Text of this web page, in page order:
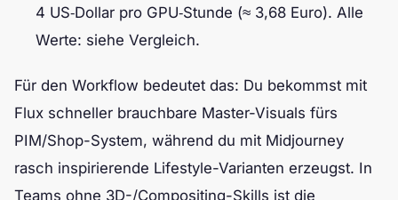
4 US‑Dollar pro GPU‑Stunde (≈ 3,68 Euro). Alle
Werte: siehe Vergleich.
Für den Workflow bedeutet das: Du bekommst mit
Flux schneller brauchbare Master-Visuals fürs
PIM/Shop-System, während du mit Midjourney
rasch inspirierende Lifestyle-Varianten erzeugst. In
Teams ohne 3D-/Compositing-Skills ist die